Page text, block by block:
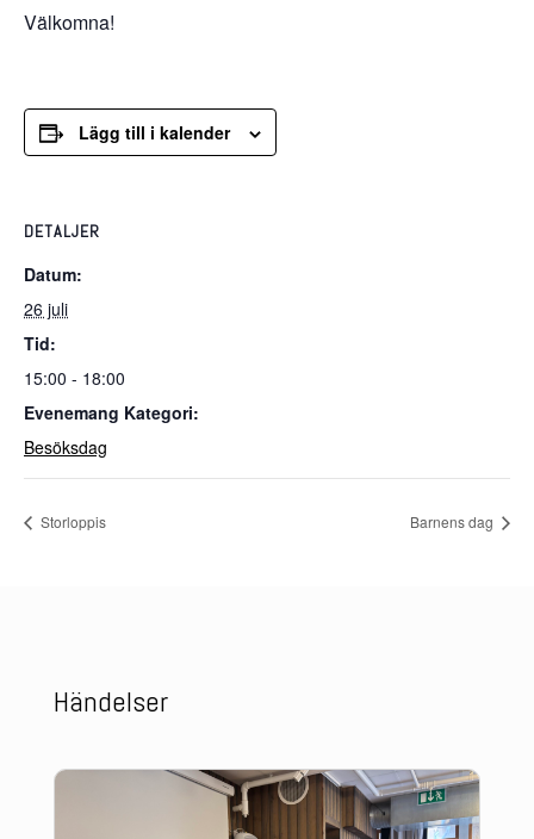
Välkomna!
Lägg till i kalender
DETALJER
Datum:
26 juli
Tid:
15:00 - 18:00
Evenemang Kategori:
Besöksdag
Storloppis Barnens dag
Händelser